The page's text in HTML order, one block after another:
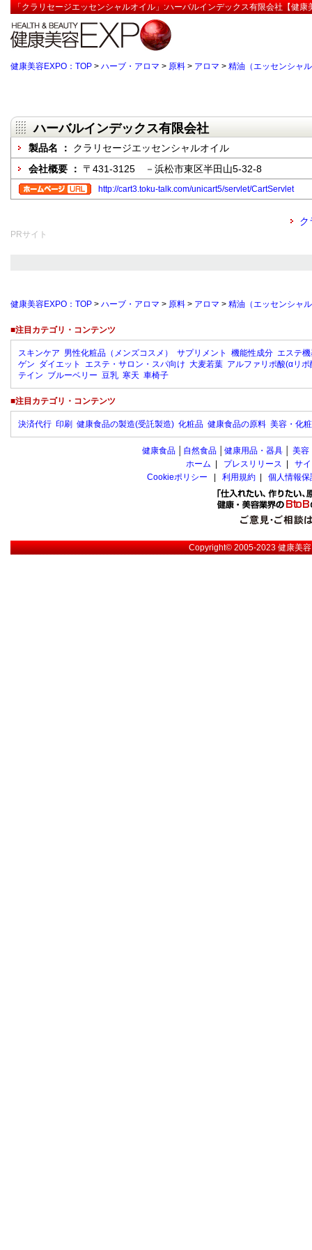
「クラリセージエッセンシャルオイル」:ハーバルインデックス有限会社【健康
健康美容EXPO：TOP > ハーブ・アロマ > 原料 > アロマ > 精油（エッセンシャ
ハーバルインデックス有限会社
製品名 ： クラリセージエッセンシャルオイル
会社概要 ： 〒431-3125 －浜松市東区半田山5-32-8
http://cart3.toku-talk.com/unicart5/servlet/CartServlet
ク
PRサイト
健康美容EXPO：TOP > ハーブ・アロマ > 原料 > アロマ > 精油（エッセンシャ
■注目カテゴリ・コンテンツ
スキンケア 男性化粧品（メンズコスメ） サプリメント 機能性成分 エステ
ゲン ダイエット エステ・サロン・スパ向け 大麦若葉 アルファリポ酸(αリポ
テイン ブルーベリー 豆乳 寒天 車椅子
■注目カテゴリ・コンテンツ
決済代行 印刷 健康食品の製造(受託製造) 化粧品 健康食品の原料 美容・化
健康食品 自然食品 健康用品・器具 美容
ホーム
プレスリリース
サ
Cookieポリシー
利用規約 個人情報
Copyright© 2005-2023健康美